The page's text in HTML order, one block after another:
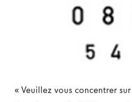
« Veuillez vous concentrer